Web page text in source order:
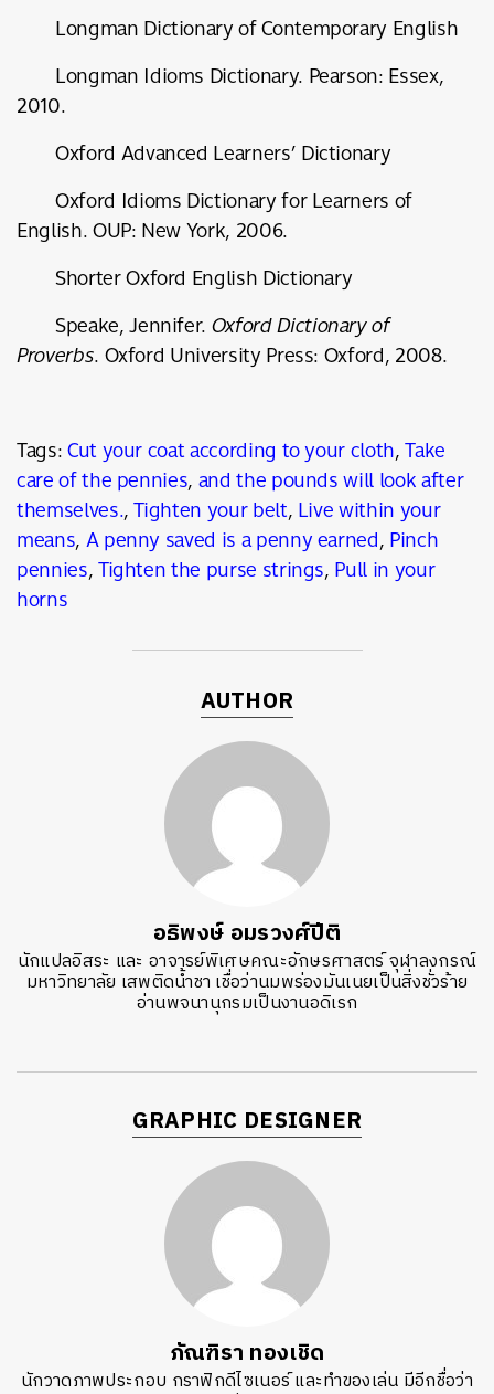
Longman Dictionary of Contemporary English
Longman Idioms Dictionary. Pearson: Essex,
2010.
Oxford Advanced Learners’ Dictionary
Oxford Idioms Dictionary for Learners of
English. OUP: New York, 2006.
Shorter Oxford English Dictionary
Speake, Jennifer.Oxford Dictionary of
Proverbs. Oxford University Press: Oxford, 2008.
Tags:Cut your coat according to your cloth,Take
care of the pennies,and the pounds will look after
themselves.,Tighten your belt,Live within your
means,A penny saved is a penny earned,Pinch
pennies,Tighten the purse strings,Pull in your
horns
AUTHOR
อธิพงษ์ อมรวงศ์ปีติ
นักแปลอิสระ และ อาจารย์พิเศษคณะอักษรศาสตร์ จุฬาลงกรณ์
มหาวิทยาลัย เสพติดน้ำชา เชื่อว่านมพร่องมันเนยเป็นสิ่งชั่วร้าย
อ่านพจนานุกรมเป็นงานอดิเรก
GRAPHIC DESIGNER
ภัณฑิรา ทองเชิด
นักวาดภาพประกอบ กราฟิกดีไซเนอร์ และทำของเล่น มีอีกชื่อว่า